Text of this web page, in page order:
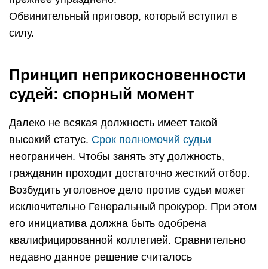
Обвинительный приговор, который вступил в
силу.
Принцип неприкосновенности
судей: спорный момент
Далеко не всякая должность имеет такой
высокий статус. Срок полномочий судьи
неограничен. Чтобы занять эту должность,
гражданин проходит достаточно жесткий отбор.
Возбудить уголовное дело против судьи может
исключительно Генеральный прокурор. При этом
его инициатива должна быть одобрена
квалифицированной коллегией. Сравнительно
недавно данное решение считалось